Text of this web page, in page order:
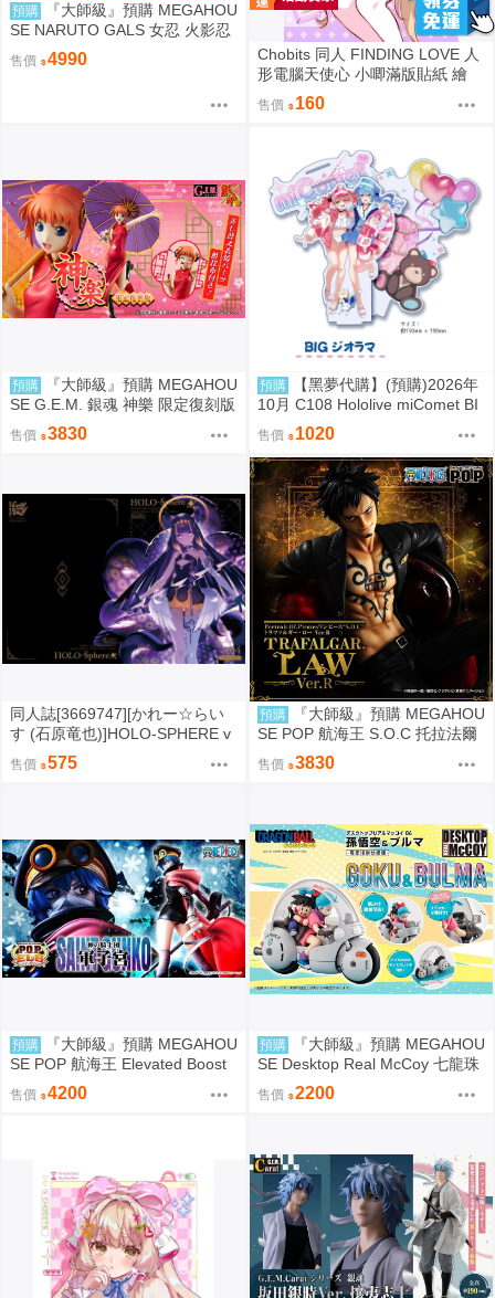
預購
『大師級』預購 MEGAHOU
SE NARUTO GALS 女忍 火影忍
者疾風傳 天天 再販
售價 4990
Chobits 同人 FINDING LOVE 人
形電腦天使心 小唧滿版貼紙 繪
師：Bee Bee
售價 160
預購
『大師級』預購 MEGAHOU
SE G.E.M. 銀魂 神樂 限定復刻版
售價 3830
預購
【黑夢代購】(預購)2026年
10月 C108 Hololive miComet BI
Gジオラマ 壓克力立牌 社團名:空
色姉妹 繪師:綾香
售價 1020
同人誌[3669747][かれー☆らい
す (石原竜也)]HOLO-SPHERE v
ol.04 (hololive )
售價 575
預購
『大師級』預購 MEGAHOU
SE POP 航海王 S.O.C 托拉法爾
加 羅 Ver.R
售價 3830
預購
『大師級』預購 MEGAHOU
SE POP 航海王 Elevated Boost
神領騎士團 曼麥亞 軍子宮
售價 4200
預購
『大師級』預購 MEGAHOU
SE Desktop Real McCoy 七龍珠
06 孫悟空&布瑪 限定復刻版
售價 2200